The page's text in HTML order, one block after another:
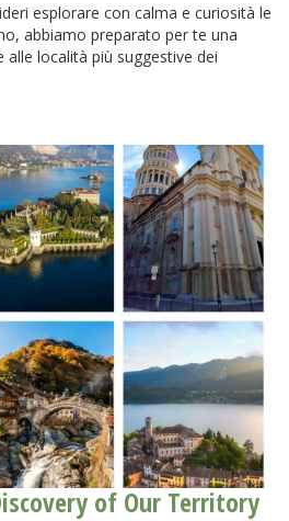
esplorare con calma e curiosità le
abbiamo preparato per te una
alle località più suggestive dei
of Our Territory